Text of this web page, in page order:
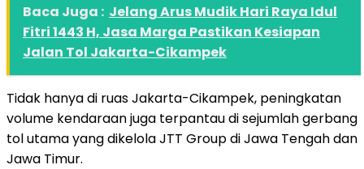
Baca Juga : Jelang Arus Mudik Hari Raya Idul
Fitri 1443 H, Jasa Marga Pastikan Kesiapan
Jalan Tol Jakarta-Cikampek
Tidak hanya di ruas Jakarta-Cikampek, peningkatan
volume kendaraan juga terpantau di sejumlah gerbang
tol utama yang dikelola JTT Group di Jawa Tengah dan
Jawa Timur.